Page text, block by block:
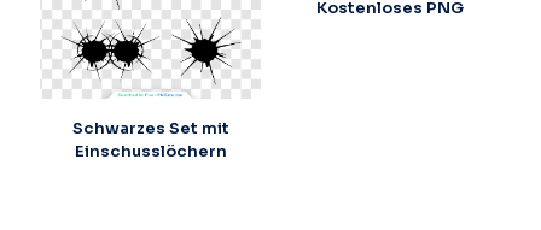
Schwarzes Set mit
Einschusslöchern
Kostenloses PNG